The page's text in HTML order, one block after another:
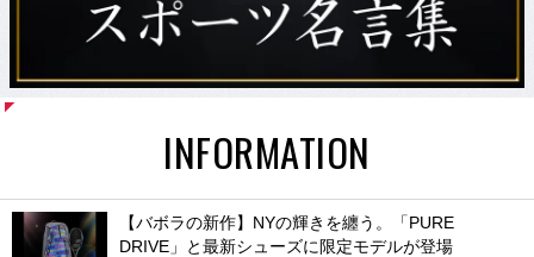
INFORMATION
【バボラの新作】NYの輝きを纏う。「PURE
DRIVE」と最新シューズに限定モデルが登場